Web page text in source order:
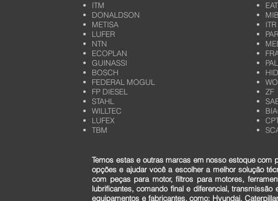
ITM
DONALDSON
METISA
LUFER
NTN
ECOPLAN
GUINASSI
BOSCH
FEDERAL MOGUL
FP DIESEL
STAHL
WILLTEC
LUFEX
TBM
ITR
ZF
Temos estas e outras marcas em nosso estoque
opções e ajudar você a escolher a melhor solução
com peças para motor, filtros para motores,
lubrificantes, comando final e diferencial,
equipamentos e fabricantes, como: Hyundai,